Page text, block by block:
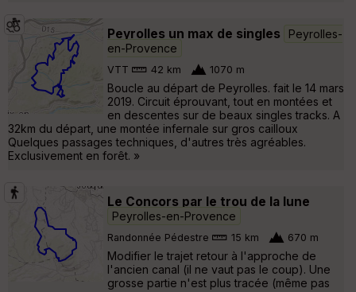
Peyrolles un max de singles
Peyrolles-
en-Provence
VTT 42 km 1070 m
Boucle au départ de Peyrolles. fait le 14 mars
2019. Circuit éprouvant, tout en montées et
en descentes sur de beaux singles tracks. A
32km du départ, une montée infernale sur gros cailloux
Quelques passages techniques, d'autres très agréables.
Exclusivement en forêt. »
Le Concors par le trou de la lune
Peyrolles-en-Provence
Randonnée Pédestre 15 km 670 m
Modifier le trajet retour à l'approche de
l'ancien canal (il ne vaut pas le coup). Une
grosse partie n'est plus tracée (même pas